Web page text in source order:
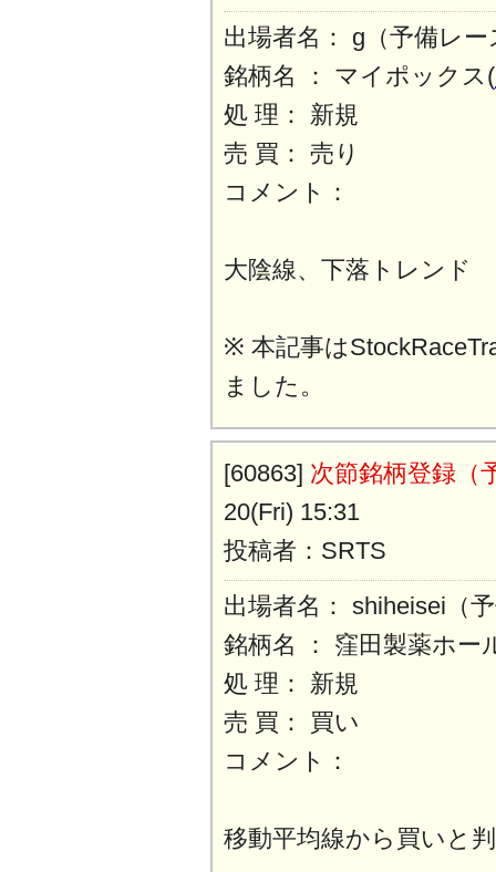
出場者名： g（予備レー
銘柄名 ： マイポックス(
処 理： 新規
売 買： 売り
コメント：
大陰線、下落トレンド
※ 本記事は
ました。
[60863] 次節銘柄登録（
20(Fri) 15:31
投稿者：SRTS
出場者名： shiheisei（
銘柄名 ： 窪田製薬ホー
処 理： 新規
売 買： 買い
コメント：
移動平均線から買いと